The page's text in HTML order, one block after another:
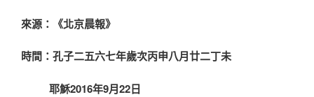
來源：《北京晨報》
時間：孔子二五六七年歲次丙申八月廿二丁未
耶穌2016年9月22日